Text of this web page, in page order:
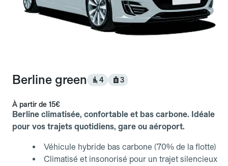
Berline green 4 3
À partir de 15€
Berline climatisée, confortable et bas carbone. Idéale
pour vos trajets quotidiens, gare ou aéroport.
Véhicule hybride bas carbone (70% de la flotte)
Climatisé et insonorisé pour un trajet silencieux